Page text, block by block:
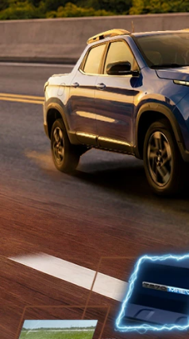
SOLICITAR